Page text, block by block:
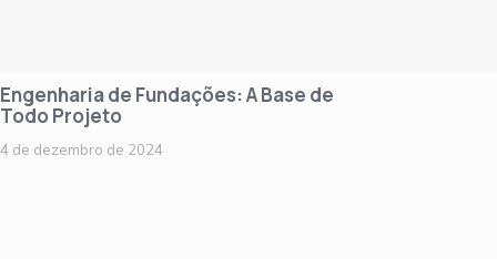
Engenharia de Fundações: A Base de
Todo Projeto
4 de dezembro de 2024